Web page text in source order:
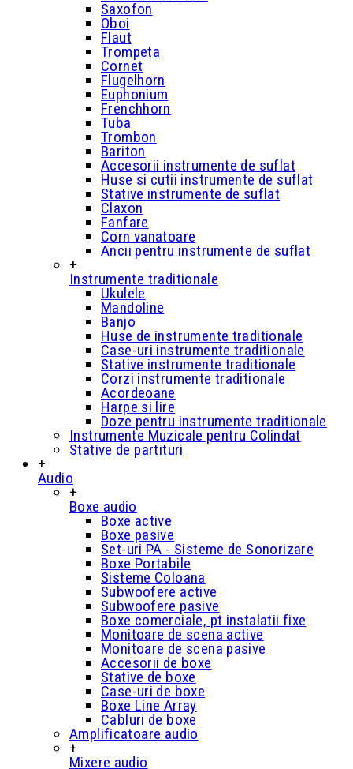
Saxofon
Oboi
Flaut
Trompeta
Cornet
Flugelhorn
Euphonium
Frenchhorn
Tuba
Trombon
Bariton
Accesorii instrumente de suflat
Huse si cutii instrumente de suflat
Stative instrumente de suflat
Claxon
Fanfare
Corn vanatoare
Ancii pentru instrumente de suflat
+
Instrumente traditionale
Ukulele
Mandoline
Banjo
Huse de instrumente traditionale
Case-uri instrumente traditionale
Stative instrumente traditionale
Corzi instrumente traditionale
Acordeoane
Harpe si lire
Doze pentru instrumente traditionale
Instrumente Muzicale pentru Colindat
Stative de partituri
+
Audio
+
Boxe audio
Boxe active
Boxe pasive
Set-uri PA - Sisteme de Sonorizare
Boxe Portabile
Sisteme Coloana
Subwoofere active
Subwoofere pasive
Boxe comerciale, pt instalatii fixe
Monitoare de scena active
Monitoare de scena pasive
Accesorii de boxe
Stative de boxe
Case-uri de boxe
Boxe Line Array
Cabluri de boxe
Amplificatoare audio
+
Mixere audio